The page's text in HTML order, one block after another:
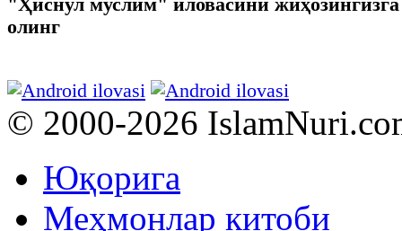
"Ҳиснул муслим" иловасини
олинг
© 2000-2026
Юқорига
Меҳмонлар китоби